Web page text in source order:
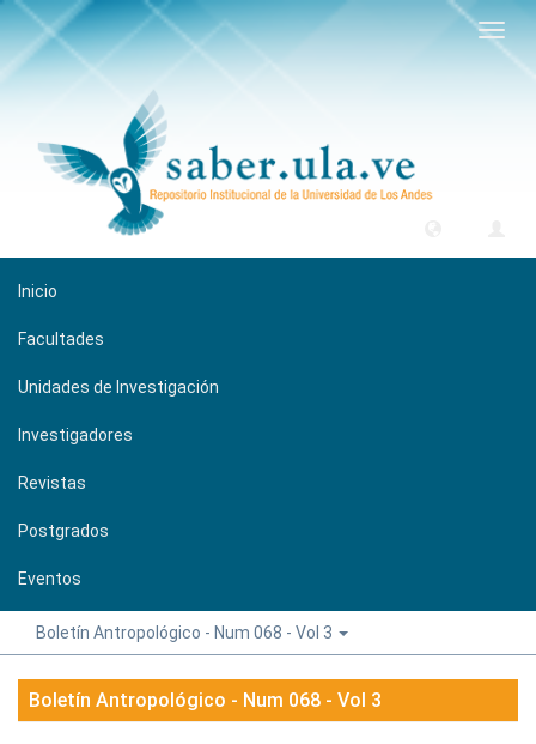
Inicio
Facultades
Unidades de Investigación
Investigadores
Revistas
Postgrados
Eventos
Boletín Antropológico - Num 068 - Vol 3
Boletín Antropológico - Num 068 - Vol 3